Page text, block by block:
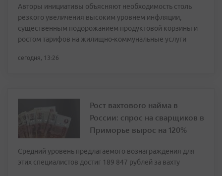
Авторы инициативы объясняют необходимость столь
резкого увеличения высоким уровнем инфляции,
существенным подорожанием продуктовой корзины и
ростом тарифов на жилищно-коммунальные услуги
сегодня, 13:26
Рост вахтового найма в
России: спрос на сварщиков в
Приморье вырос на 120%
Средний уровень предлагаемого вознаграждения для
этих специалистов достиг 189 847 рублей за вахту